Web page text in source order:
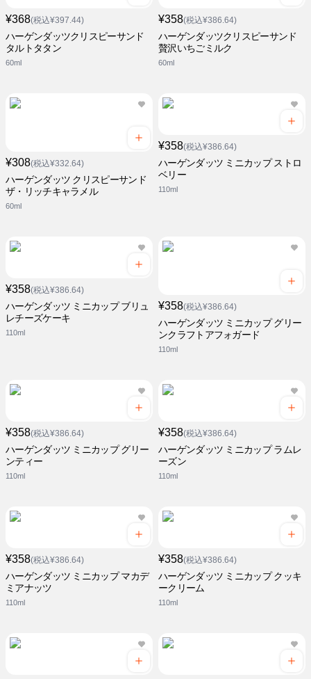
¥368(税込¥397.44)
ハーゲンダッツクリスピーサンド
タルトタタン
60ml
¥358(税込¥386.64)
ハーゲンダッツクリスピーサンド
贅沢いちごミルク
60ml
¥308(税込¥332.64)
ハーゲンダッツ クリスピーサンド
ザ・リッチキャラメル
60ml
¥358(税込¥386.64)
ハーゲンダッツ ミニカップ ストロ
ベリー
110ml
¥358(税込¥386.64)
ハーゲンダッツ ミニカップ ブリュ
レチーズケーキ
110ml
¥358(税込¥386.64)
ハーゲンダッツ ミニカップ グリー
ンクラフトアフォガード
110ml
¥358(税込¥386.64)
ハーゲンダッツ ミニカップ グリー
ンティー
110ml
¥358(税込¥386.64)
ハーゲンダッツ ミニカップ ラムレ
ーズン
110ml
¥358(税込¥386.64)
ハーゲンダッツ ミニカップ マカデ
ミアナッツ
110ml
¥358(税込¥386.64)
ハーゲンダッツ ミニカップ クッキ
ークリーム
110ml